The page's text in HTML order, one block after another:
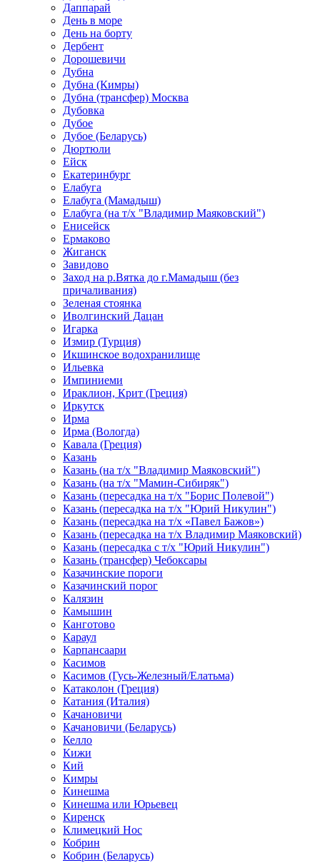
Даппарай
День в море
День на борту
Дербент
Дорошевичи
Дубна
Дубна (Кимры)
Дубна (трансфер) Москва
Дубовка
Дубое
Дубое (Беларусь)
Дюртюли
Ейск
Екатеринбург
Елабуга
Елабуга (Мамадыш)
Елабуга (на т/х "Владимир Маяковский")
Енисейск
Ермаково
Жиганск
Завидово
Заход на р.Вятка до г.Мамадыш (без
причаливания)
Зеленая стоянка
Иволгинский Дацан
Игарка
Измир (Турция)
Икшинское водохранилище
Ильевка
Импиниеми
Ираклион, Крит (Греция)
Иркутск
Ирма
Ирма (Вологда)
Кавала (Греция)
Казань
Казань (на т/х "Владимир Маяковский")
Казань (на т/х "Мамин-Сибиряк")
Казань (пересадка на т/х "Борис Полевой")
Казань (пересадка на т/х "Юрий Никулин")
Казань (пересадка на т/х «Павел Бажов»)
Казань (пересадка на т/х Владимир Маяковский)
Казань (пересадка с т/х "Юрий Никулин")
Казань (трансфер) Чебоксары
Казачинские пороги
Казачинский порог
Калязин
Камышин
Канготово
Караул
Карпансаари
Касимов
Касимов (Гусь-Железный/Елатьма)
Катаколон (Греция)
Катания (Италия)
Качановичи
Качановичи (Беларусь)
Келло
Кижи
Кий
Кимры
Кинешма
Кинешма или Юрьевец
Киренск
Климецкий Нос
Кобрин
Кобрин (Беларусь)